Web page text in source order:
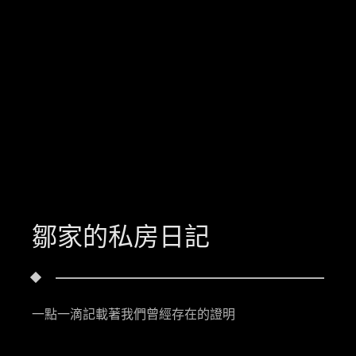
鄒家的私房日記
一點一滴記載著我們曾經存在的證明